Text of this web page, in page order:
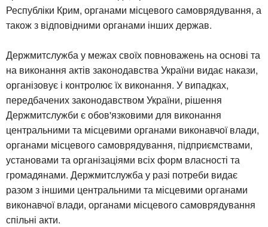
Республіки Крим, органами місцевого самоврядування, а
також з відповідними органами інших держав.
Держмитслужба у межах своїх повноважень на основі та
на виконання актів законодавства України видає накази,
організовує і контролює їх виконання. У випадках,
передбачених законодавством України, рішення
Держмитслужби є обов'язковими для виконання
центральними та місцевими органами виконавчої влади,
органами місцевого самоврядування, підприємствами,
установами та організаціями всіх форм власності та
громадянами. Держмитслужба у разі потреби видає
разом з іншими центральними та місцевими органами
виконавчої влади, органами місцевого самоврядування
спільні акти.